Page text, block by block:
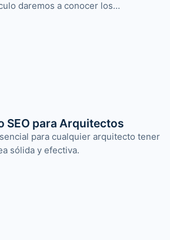
daremos a conocer los…
SEO para Arquitectos
para cualquier arquitecto tener
sólida y efectiva.